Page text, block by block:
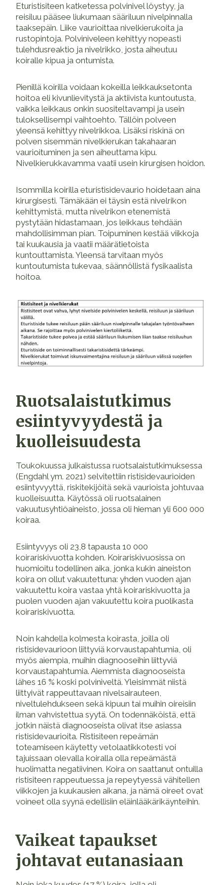
Eturistisiteen katketessa polvinivel löystyy, ja
reisiluu pääsee liukumaan sääriluun nivelpinnalla
taaksepäin. Liike vaurioittaa nivelkierukoita ja
rustopintoja. Polviniveleen kehittyy nopeasti
tulehdusreaktio ja nivelrikko, josta aiheutuu
koiralle kipua ja ontumista.
Pienillä koirilla voidaan kokeilla leikkauksetonta
hoitoa eli kivunlievitystä ja aktiivista kuntoutusta,
vaikka leikkaus onkin suositeltavampi ja usein
tuloksellisempi vaihtoehto. Tällöin polveen
yleensä kehittyy nivelrikkoa. Lisäksi riskinä on
polven sisemmän nivelkierukan takahaaran
vaurioituminen ja sen aiheuttama kipu.
Nivelkierukkavamma vaatii usein kirurgisen hoidon.
Isommilla koirilla eturistisidevaurio hoidetaan aina
kirurgisesti. Tämäkään ei täysin estä nivelrikon
kehittymistä, mutta nivelrikon etenemistä
pystytään hidastamaan, jos leikkaus tehdään
mahdollisimman pian. Toipuminen kestää viikkoja
tai kuukausia ja vaatii määrätietoista
kuntouttamista. Yleensä tarvitaan myös
kuntoutumista tukevaa, säännöllistä fysikaalista
hoitoa.
Ruotsalaistutkimus
esiintyvyydestä ja
kuolleisuudesta
Toukokuussa julkaistussa ruotsalaistutkimuksessa
(Engdahl ym. 2021) selvitettiin ristisidevaurioiden
esiintyvyyttä, riskitekijöitä sekä vaurioista johtuvaa
kuolleisuutta. Käytössä oli ruotsalainen
vakuutusyhtiöaineisto, jossa oli hieman yli 600 000
koiraa.
Esiintyvyys oli 23,8 tapausta 10 000
koirariskivuotta kohden. Koirariskivuosissa on
huomioitu todellinen aika, jonka kukin aineiston
koira on ollut vakuutettuna: yhden vuoden ajan
vakuutettu koira vastaa yhtä koirariskivuotta ja
puolen vuoden ajan vakuutettu koira puolikasta
koirariskivuotta.
Noin kahdella kolmesta koirasta, joilla oli
ristisidevaurioon liittyviä korvaustapahtumia, oli
myös aiempia, muihin diagnooseihin liittyviä
korvaustapahtumia. Aiemmista diagnooseista
lähes 16 % koski polviniveltä. Yleisimmät niistä
liittyivät rappeuttavaan nivelsairauteen,
niveltulehdukseen sekä kipuun tai muihin oireisiin
ilman vahvistettua syytä. On todennäköistä, että
jotkin näistä diagnooseista olivat itse asiassa
ristisidevaurioita. Ristisiteen repeämän
toteamiseen käytetty vetolaatikkotesti voi
tajuissaan olevalla koiralla olla repeämästä
huolimatta negatiivinen. Koira on saattanut ontuilla
ristisiteen rappeutuessa ja repeytyessä vähitellen
viikkojen ja kuukausien aikana, ja nämä oireet ovat
voineet olla syynä edellisiin eläinlääkärikäynteihin.
Vaikeat tapaukset
johtavat eutanasiaan